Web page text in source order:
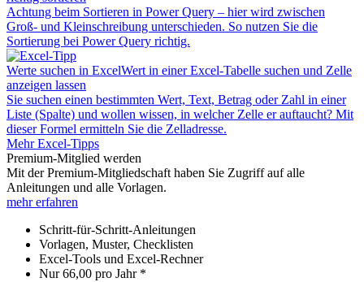
Achtung beim Sortieren in Power Query – hier wird zwischen
Groß- und Kleinschreibung unterschieden. So nutzen Sie die
Sortierung bei Power Query richtig.
Werte suchen in ExcelWert in einer Excel-Tabelle suchen und Zelle
anzeigen lassen
Sie suchen einen bestimmten Wert, Text, Betrag oder Zahl in einer
Liste (Spalte) und wollen wissen, in welcher Zelle er auftaucht? Mit
dieser Formel ermitteln Sie die Zelladresse.
Mehr Excel-Tipps
Premium-Mitglied werden
Mit der Premium-Mitgliedschaft haben Sie Zugriff auf alle
Anleitungen und alle Vorlagen.
mehr erfahren
Schritt-für-Schritt-Anleitungen
Vorlagen, Muster, Checklisten
Excel-Tools und Excel-Rechner
Nur66,00 pro Jahr *